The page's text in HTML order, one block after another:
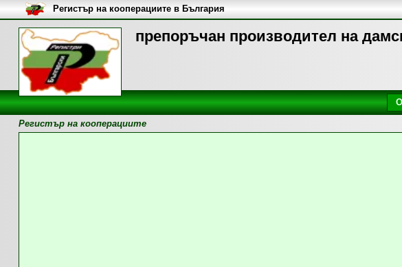
препоръчан производител на
Регистър на кооперациите в България
Регистър на кооперациите